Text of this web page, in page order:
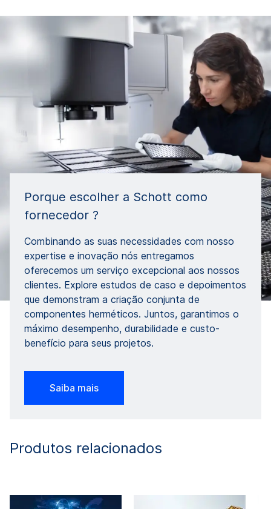
Porque escolher a Schott como
fornecedor ?
Combinando as suas necessidades com nosso
expertise e inovação nós entregamos
oferecemos um serviço excepcional aos nossos
clientes. Explore estudos de caso e depoimentos
que demonstram a criação conjunta de
componentes herméticos. Juntos, garantimos o
máximo desempenho, durabilidade e custo-
benefício para seus projetos.
Saiba mais
Produtos relacionados